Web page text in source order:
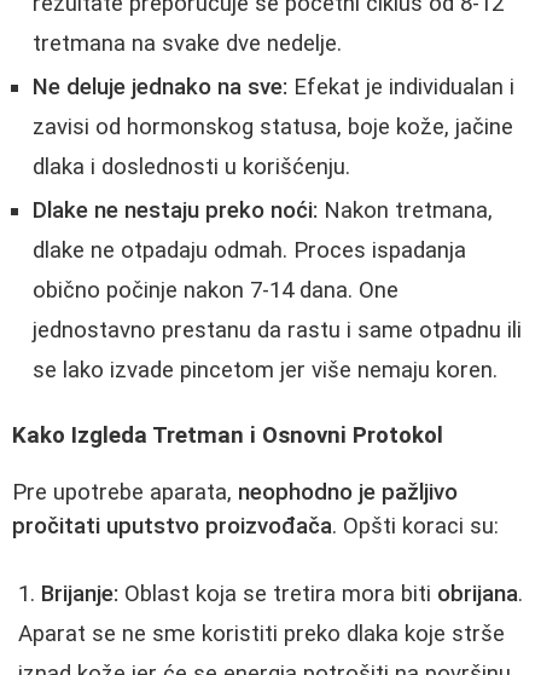
tretmana na svake dve nedelje.
Ne deluje jednako na sve: Efekat je individualan i
zavisi od hormonskog statusa, boje kože, jačine
dlaka i doslednosti u korišćenju.
Dlake ne nestaju preko noći: Nakon tretmana,
dlake ne otpadaju odmah. Proces ispadanja
obično počinje nakon 7-14 dana. One
jednostavno prestanu da rastu i same otpadnu ili
se lako izvade pincetom jer više nemaju koren.
Kako Izgleda Tretman i Osnovni Protokol
Pre upotrebe aparata, neophodno je pažljivo
pročitati uputstvo proizvođača. Opšti koraci su:
Brijanje: Oblast koja se tretira mora biti obrijana.
Aparat se ne sme koristiti preko dlaka koje strše